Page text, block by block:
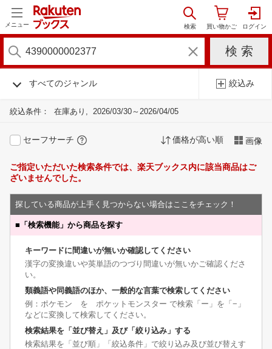
メニュー
すべてのジャンル 絞込み
絞込条件： 在庫あり 2026/03/30～2026/04/05
セーフサーチ 価格が高い順 画像
ご指定いただいた検索条件では、楽天ブックス内に該当商品はご
ざいませんでした。
探している商品が上手く見つからない場合はここをチェック！
■ 「検索機能」から商品を探す
キーワードに間違いが無いか確認してください
漢字の変換違いや英単語のつづり間違いが無いかご確認くださ
い。
類義語や同義語のほか、一般的な言葉で検索してください
例：ポケモン を ポケットモンスター で検索「ー」を「−」
などに変換して検索してください。
検索結果を「並び替え」及び「絞り込み」する
検索結果を「並び順」「絞込条件」で絞り込み及び並び替えす